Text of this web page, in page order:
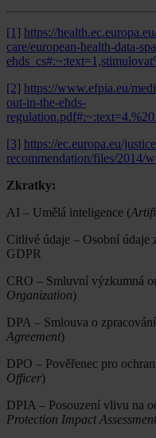
[1] https://
care/european-health-data-
[2] https://www.efpia.eu/
out-in-the-ehds-
[3] https://ec.europa.eu/
recommendation/files/2014/
Zkratky:
AI – Umělá inteligence (
Citlivé údaje – Osobní údaje
GDPR
CRO – Smluvní výzkumná
Organization)
DPA – Smlouva o
Agreement)
DPO – Pověřenec pro
Officer)
DPIA – Posouzení vlivu na
Protection Impact Assessment